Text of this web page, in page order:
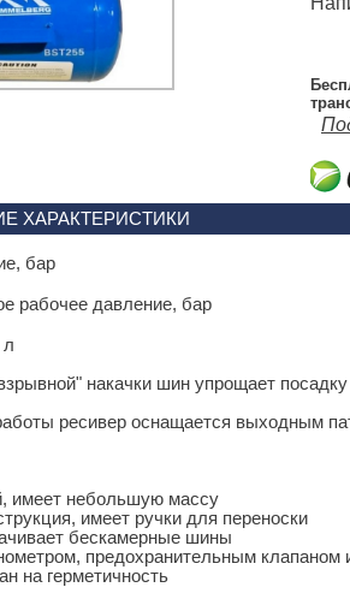
ХАРАКТЕРИСТИКИ
бар
рабочее давление, бар
л
накачки шин упрощает
ресивер оснащается выходным
имеет небольшую массу
имеет ручки для переноски
бескамерные шины
предохранительным клапаном
на герметичность